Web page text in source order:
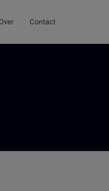
Contact